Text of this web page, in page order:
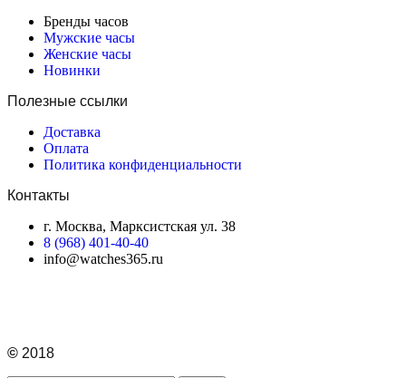
Бренды часов
Мужские часы
Женские часы
Новинки
Полезные ссылки
Доставка
Оплата
Политика конфиденциальности
Контакты
г. Москва, Марксистская ул. 38
8 (968) 401-40-40
info@watches365.ru
© 2018